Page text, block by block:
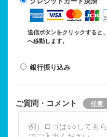
送信ボタンをクリックすると
へ移動します。
銀行振り込み
ご質問・コメント